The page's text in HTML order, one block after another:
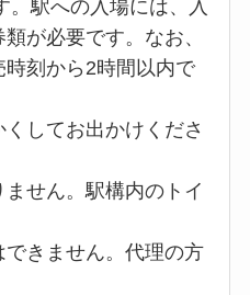
。駅への入場には、入
が必要です。なお、
時刻から2時間以内で
してお出かけくださ
せん。駅構内のトイ
きません。代理の方